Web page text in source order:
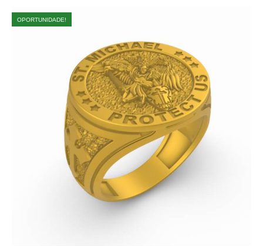
OPORTUNIDADE!